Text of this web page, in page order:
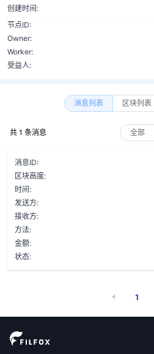
创建时间:
节点ID:
Owner:
Worker:
受益人:
消息列表 区块列表
共 1 条消息
消息ID:
区块高度:
时间:
发送方:
接收方:
方法:
金额:
状态:
1